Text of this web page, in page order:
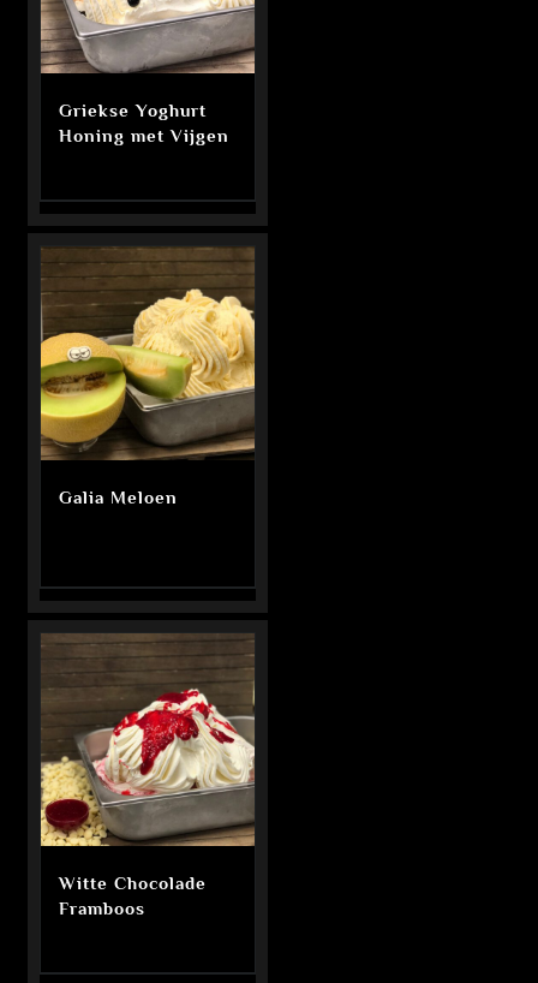
Griekse Yoghurt
Honing met Vijgen
Galia Meloen
Witte Chocolade
Framboos